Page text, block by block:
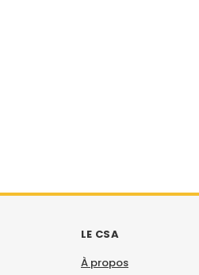
LE CSA
À propos